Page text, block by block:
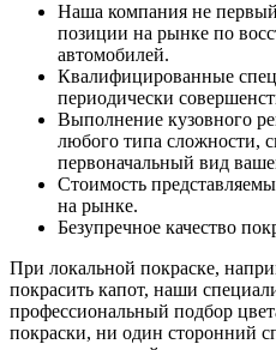
Наша компания не
позиции на рынке по
автомобилей.
Квалифицированные
периодически
Выполнение кузовного
любого типа сложности,
первоначальный вид
Стоимость
на рынке.
Безупречное качество
При локальной покраске,
покрасить капот, наши
профессиональный подбор
покраски, ни один сторонний